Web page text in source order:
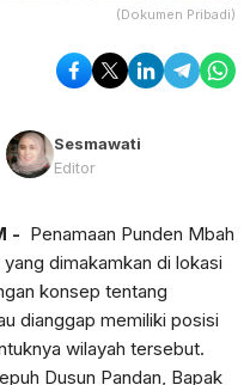
(Dokumen Pribadi)
Sesmawati
Editor
- Penamaan Punden Mbah
dimakamkan di lokasi
konsep tentang
dianggap memiliki posisi
wilayah tersebut.
Dusun Pandan, Bapak